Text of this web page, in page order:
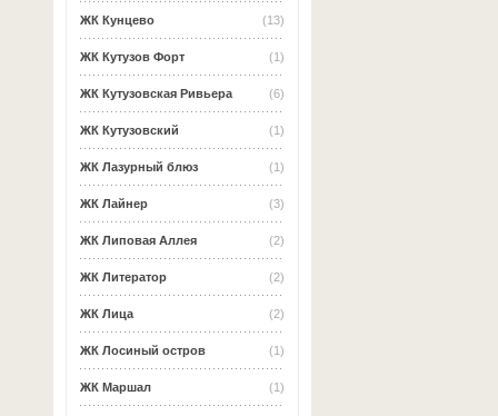
(13)
ЖК Кунцево
(1)
ЖК Кутузов Форт
(6)
ЖК Кутузовская Ривьера
(1)
ЖК Кутузовский
(1)
ЖК Лазурный блюз
(3)
ЖК Лайнер
(2)
ЖК Липовая Аллея
(2)
ЖК Литератор
(2)
ЖК Лица
(1)
ЖК Лосиный остров
(1)
ЖК Маршал